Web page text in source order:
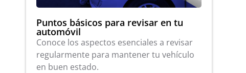
Puntos básicos para revisar en tu
automóvil
Conoce los aspectos esenciales a revisar
regularmente para mantener tu vehículo
en buen estado.